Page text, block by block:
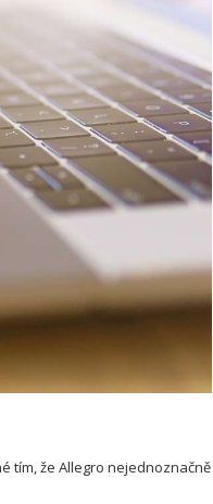
tím, že Allegro nejednoznačně